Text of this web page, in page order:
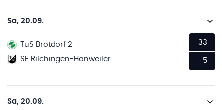
Sa, 20.09.
TuS Brotdorf 2
SF Rilchingen-Hanweiler
33
5
Sa, 20.09.